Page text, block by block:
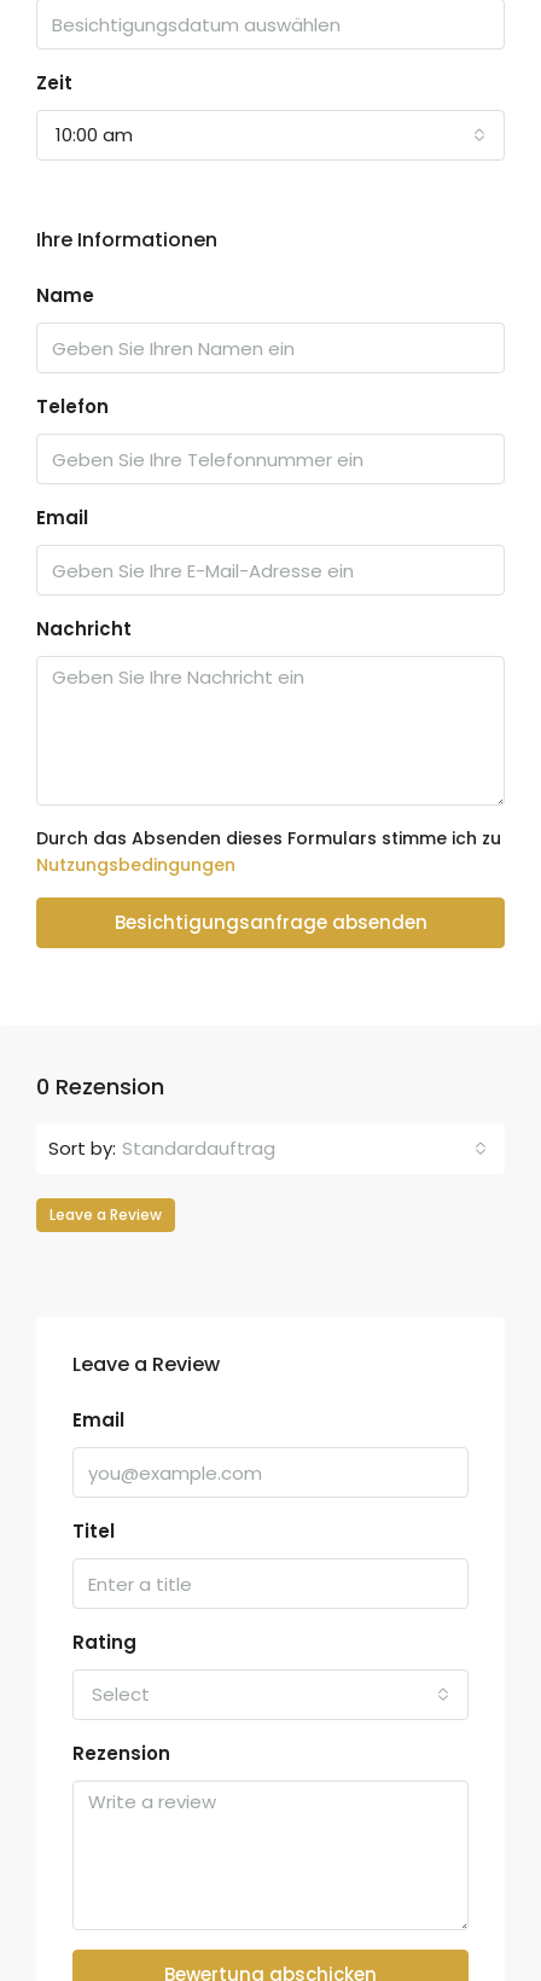
Zeit
10:00 am
Ihre Informationen
Name
Telefon
Email
Nachricht
Durch das Absenden dieses Formulars stimme ich zu
Nutzungsbedingungen
Besichtigungsanfrage absenden
0 Rezension
Sort by: Standardauftrag
Leave a Review
Leave a Review
Email
Titel
Rating
Select
Rezension
Bewertung abschicken